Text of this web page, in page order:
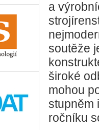
a
soutěže
široké
mohou
stupněm
ročníku